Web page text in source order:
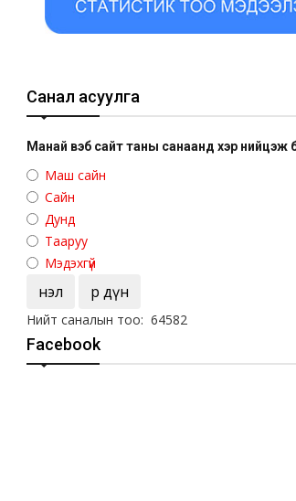
2026-07-23 2026-
Санал асуулга
Манай вэб сайт таны санаанд хэр нийцэж
Маш сайн
Сайн
Дунд
Тааруу
Мэдэхгүй
Үнэл Үр дүн
Нийт саналын тоо: 64582
Facebook